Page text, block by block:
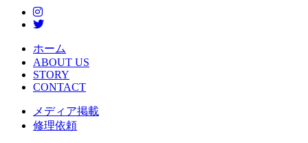
ホーム
ABOUT US
STORY
CONTACT
メディア掲載
修理依頼